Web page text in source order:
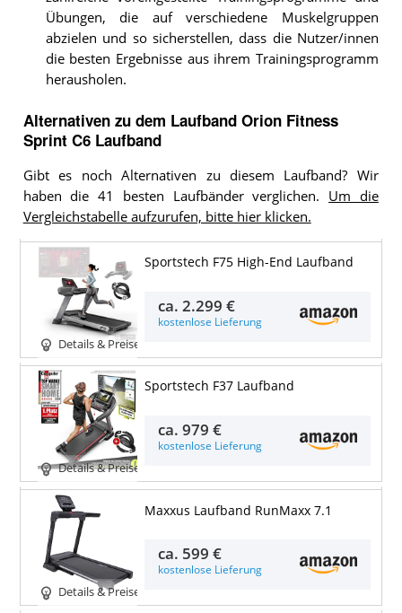
Übungen, die auf verschiedene Muskelgruppen
abzielen und so sicherstellen, dass die Nutzer/innen
die besten Ergebnisse aus ihrem Trainingsprogramm
herausholen.
Alternativen zu dem Laufband Orion Fitness
Sprint C6 Laufband
Gibt es noch Alternativen zu diesem Laufband? Wir
haben die 41 besten Laufbänder verglichen. Um die
Vergleichstabelle aufzurufen, bitte hier klicken.
Details & Preise
Sportstech F75 High-End Laufband
ca.2.299 €
kostenlose Lieferung
Details & Preise
Sportstech F37 Laufband
ca.979 €
kostenlose Lieferung
Details & Preise
Maxxus Laufband RunMaxx 7.1
ca. 599 €
kostenlose Lieferung